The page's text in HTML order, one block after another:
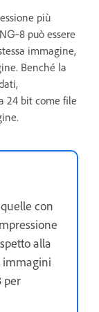
più
può essere
immagine,
Benché la
24 bit come file
con
alla
immagini
per